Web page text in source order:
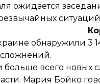
ожидается
обнаружили 3
больше всего
Мария Бойко